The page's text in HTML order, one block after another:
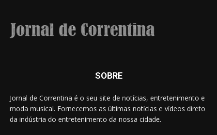
SOBRE
Jornal de Correntina é o seu site de notícias, entretenimento e
moda musical. Fornecemos as últimas notícias e vídeos direto
da indústria do entretenimento da nossa cidade.